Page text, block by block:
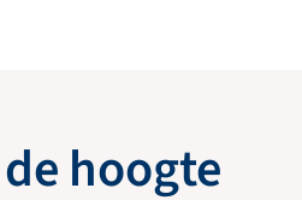
hoogte